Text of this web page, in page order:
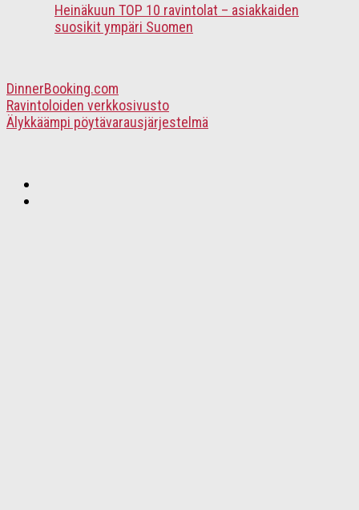
Heinäkuun TOP 10 ravintolat – asiakkaiden
suosikit ympäri Suomen
DinnerBooking.com
Ravintoloiden verkkosivusto
Älykkäämpi pöytävarausjärjestelmä